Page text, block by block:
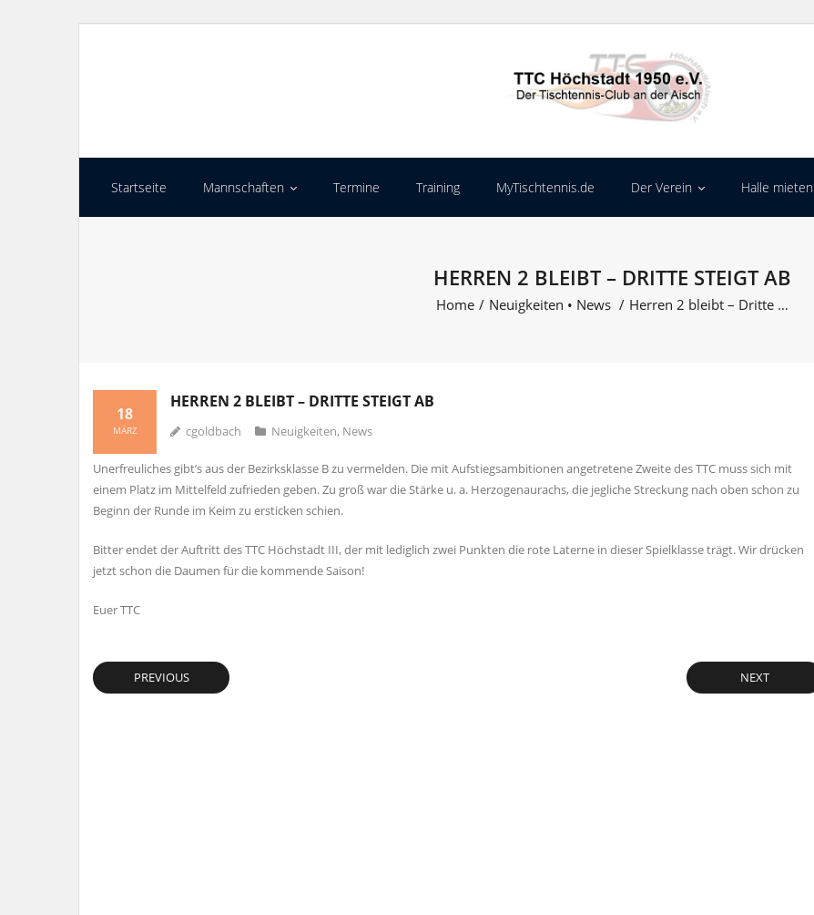
Startseite Mannschaften Termine Training MyTischtennis.de Der Verein Halle mieten
HERREN 2 BLEIBT – DRITTE STEIGT AB
Home / Neuigkeiten • News / Herren 2 bleibt – Dritte …
HERREN 2 BLEIBT – DRITTE STEIGT AB
18
MÄRZ cgoldbach Neuigkeiten, News
Unerfreuliches gibt’s aus der Bezirksklasse B zu vermelden. Die mit Aufstiegsambitionen angetretene Zweite des TTC muss sich mit
einem Platz im Mittelfeld zufrieden geben. Zu groß war die Stärke u. a. Herzogenaurachs, die jegliche Streckung nach oben schon zu
Beginn der Runde im Keim zu ersticken schien.
Bitter endet der Auftritt des TTC Höchstadt III, der mit lediglich zwei Punkten die rote Laterne in dieser Spielklasse trägt. Wir drücken
jetzt schon die Daumen für die kommende Saison!
Euer TTC
PREVIOUS NEXT